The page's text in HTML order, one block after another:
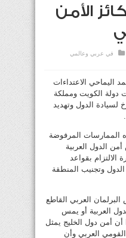
الأمن
في عربي وعالمي
اليماحي الاعتداءات
دولة الكويت ومملكة
لسيادة الدول وتهديد
الممارسات المرفوضة
الدول العربية
بقواعد
الدول وتجنيب المنطقة
العربي القاطع
العربية أو يمس
أن أمن دول الخليج يمثل
العربي وأن